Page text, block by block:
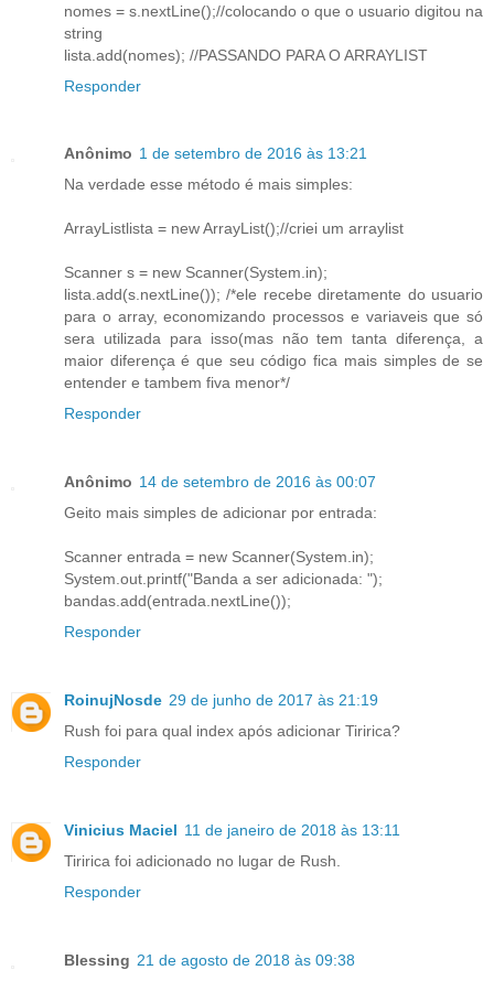
nomes = s.nextLine();//colocando o que o usuario digitou na
string
lista.add(nomes); //PASSANDO PARA O ARRAYLIST
Responder
Anônimo 1 de setembro de 2016 às 13:21
Na verdade esse método é mais simples:
ArrayListlista = new ArrayList();//criei um arraylist
Scanner s = new Scanner(System.in);
lista.add(s.nextLine()); /*ele recebe diretamente do usuario
para o array, economizando processos e variaveis que só
sera utilizada para isso(mas não tem tanta diferença, a
maior diferença é que seu código fica mais simples de se
entender e tambem fiva menor*/
Responder
Anônimo 14 de setembro de 2016 às 00:07
Geito mais simples de adicionar por entrada:
Scanner entrada = new Scanner(System.in);
System.out.printf("Banda a ser adicionada: ");
bandas.add(entrada.nextLine());
Responder
RoinujNosde 29 de junho de 2017 às 21:19
Rush foi para qual index após adicionar Tiririca?
Responder
Vinicius Maciel 11 de janeiro de 2018 às 13:11
Tiririca foi adicionado no lugar de Rush.
Responder
Blessing 21 de agosto de 2018 às 09:38